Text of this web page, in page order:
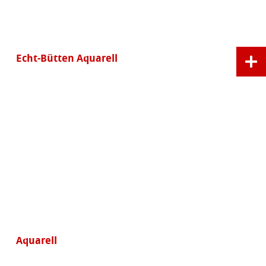
Echt-Bütten Aquarell
Aquarell